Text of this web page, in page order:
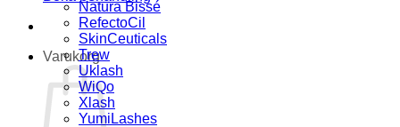
Varukorg
Natura Bissé
RefectoCil
SkinCeuticals
Trew
Uklash
WiQo
Xlash
YumiLashes